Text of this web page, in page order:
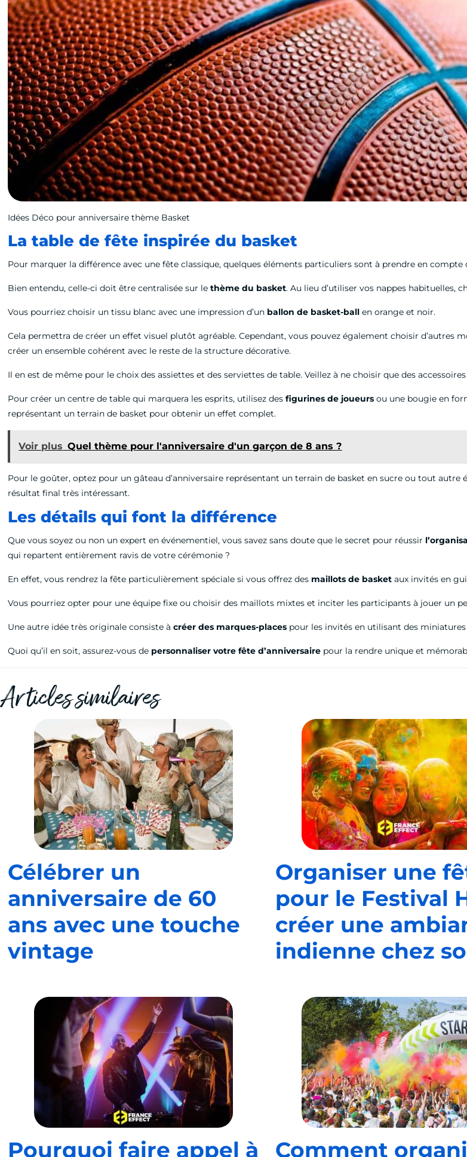
Idées Déco pour anniversaire thème Basket
La table de fête inspirée du basket
Pour marquer la différence avec une fête classique, quelques éléments particuliers sont à prendre en compte
Bien entendu, celle-ci doit être centralisée sur lethème du basket. Au lieu d’utiliser vos nappes habituelles,
Vous pourriez choisir un tissu blanc avec une impression d’un ballon de basket-ball en orange et noir.
Cela permettra de créer un effet visuel plutôt agréable. Cependant, vous pouvez également choisir d’autres
créer un ensemble cohérent avec le reste de la structure décorative.
Il en est de même pour le choix des assiettes et des serviettes de table. Veillez à ne choisir que des
Pour créer un centre de table qui marquera les esprits, utilisez desfigurines de joueurs ou une bougie en
représentant un terrain de basket pour obtenir un effet complet.
Voir plus Quel thème pour l'anniversaire d'un garçon de 8 ans ?
Pour le goûter, optez pour un gâteau d’anniversaire représentant un terrain de basket en sucre ou tout
résultat final très intéressant.
Les détails qui font la différence
Que vous soyez ou non un expert en événementiel, vous savez sans doute que le secret pour réussir
qui repartent entièrement ravis de votre cérémonie ?
En effet, vous rendrez la fête particulièrement spéciale si vous offrez des maillots de basketaux invités en
Vous pourriez opter pour une équipe fixe ou choisir des maillots mixtes et inciter les participants à jouer un
Une autre idée très originale consiste àcréer des marques-places pour les invités en utilisant des miniatures
Quoi qu’il en soit, assurez-vous de personnaliser votre fête d’anniversaire pour la rendre unique et
Articles similaires
Célébrer un
anniversaire de 60
ans avec une touche
vintage
Organiser une
pour le Festival
créer une
indienne chez
Pourquoi faire appel à Comment